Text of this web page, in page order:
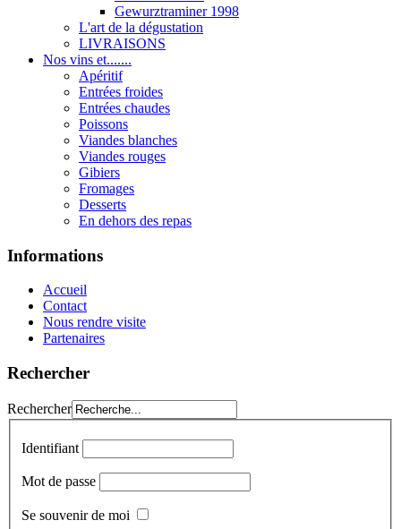
Gewurztraminer 1998
L'art de la dégustation
LIVRAISONS
Nos vins et.......
Apéritif
Entrées froides
Entrées chaudes
Poissons
Viandes blanches
Viandes rouges
Gibiers
Fromages
Desserts
En dehors des repas
Informations
Accueil
Contact
Nous rendre visite
Partenaires
Rechercher
Rechercher
Identifiant
Mot de passe
Se souvenir de moi